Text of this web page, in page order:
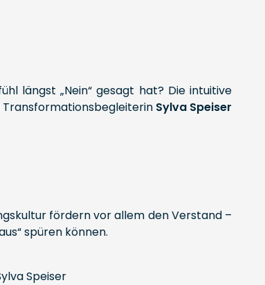
längst „Nein“ gesagt hat? Die intuitive
Transformationsbegleiterin Sylva Speiser
fördern vor allem den Verstand –
spüren können.
Speiser